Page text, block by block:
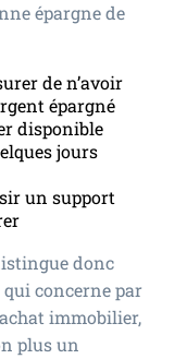
épargne de
de n’avoir
épargné
disponible
jours
un support
donc
qui concerne par
immobilier,
plus un